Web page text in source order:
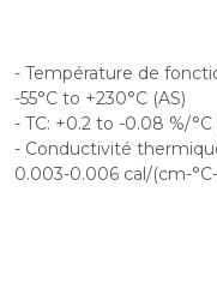
- Température de
-55°C to +230°C (AS)
- TC: +0.2 to -0.08 %/
- Conductivité
0.003-0.006 cal/(cm-